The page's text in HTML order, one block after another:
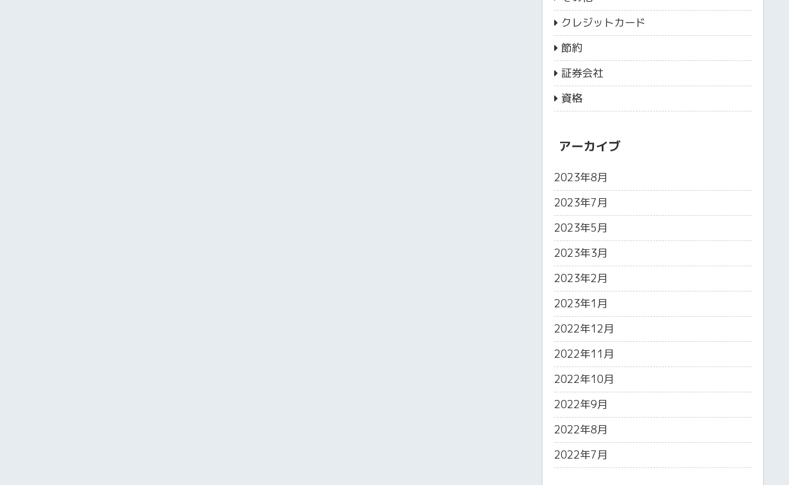
クレジットカード
節約
証券会社
資格
アーカイブ
2023年8月
2023年7月
2023年5月
2023年3月
2023年2月
2023年1月
2022年12月
2022年11月
2022年10月
2022年9月
2022年8月
2022年7月